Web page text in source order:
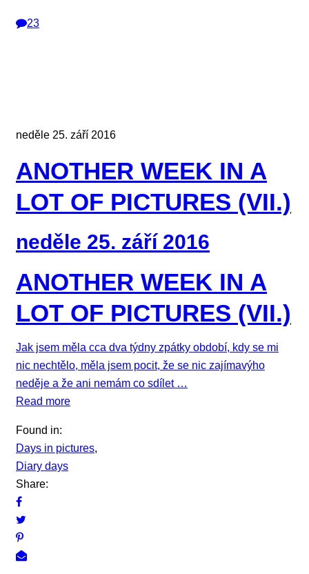
23
neděle 25. září 2016
ANOTHER WEEK IN A
LOT OF PICTURES (VII.)
neděle 25. září 2016
ANOTHER WEEK IN A
LOT OF PICTURES (VII.)
Jak jsem měla cca dva týdny zpátky období, kdy se mi
nic nechtělo, měla jsem pocit, že se nic zajímavýho
neděje a že ani nemám co sdílet …
Read more
Found in:
Days in pictures,
Diary days
Share: